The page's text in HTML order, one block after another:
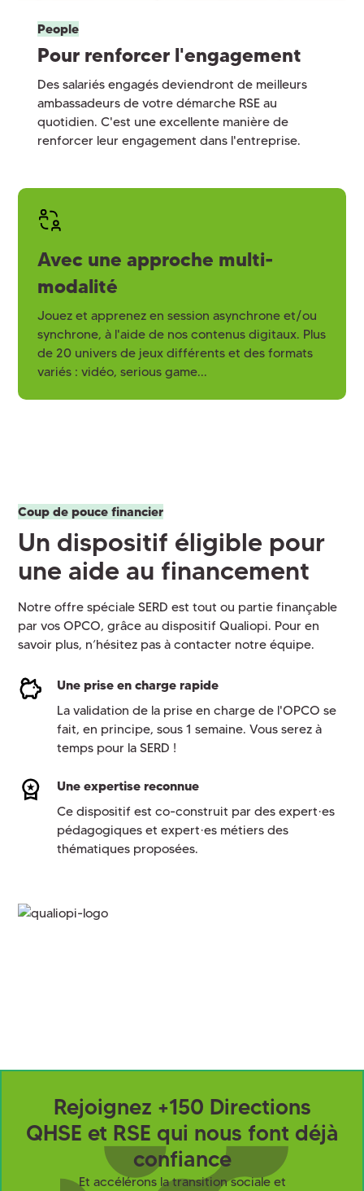
People
Pour renforcer l'engagement
Des salariés engagés deviendront de meilleurs
ambassadeurs de votre démarche RSE au
quotidien. C'est une excellente manière de
renforcer leur engagement dans l'entreprise.
Avec une approche multi-
modalité
Jouez et apprenez en session asynchrone et/ou
synchrone, à l'aide de nos contenus digitaux. Plus
de 20 univers de jeux différents et des formats
variés : vidéo, serious game...
Coup de pouce financier
Un dispositif éligible pour
une aide au financement
Notre offre spéciale SERD est tout ou partie finançable
par vos OPCO, grâce au dispositif Qualiopi. Pour en
savoir plus, n’hésitez pas à contacter notre équipe.
Une prise en charge rapide
La validation de la prise en charge de l'OPCO se
fait, en principe, sous 1 semaine. Vous serez à
temps pour la SERD !
Une expertise reconnue
Ce dispositif est co-construit par des expert·es
pédagogiques et expert·es métiers des
thématiques proposées.
Rejoignez +150 Directions
QHSE et RSE qui nous font déjà
confiance
Et accélérons la transition sociale et